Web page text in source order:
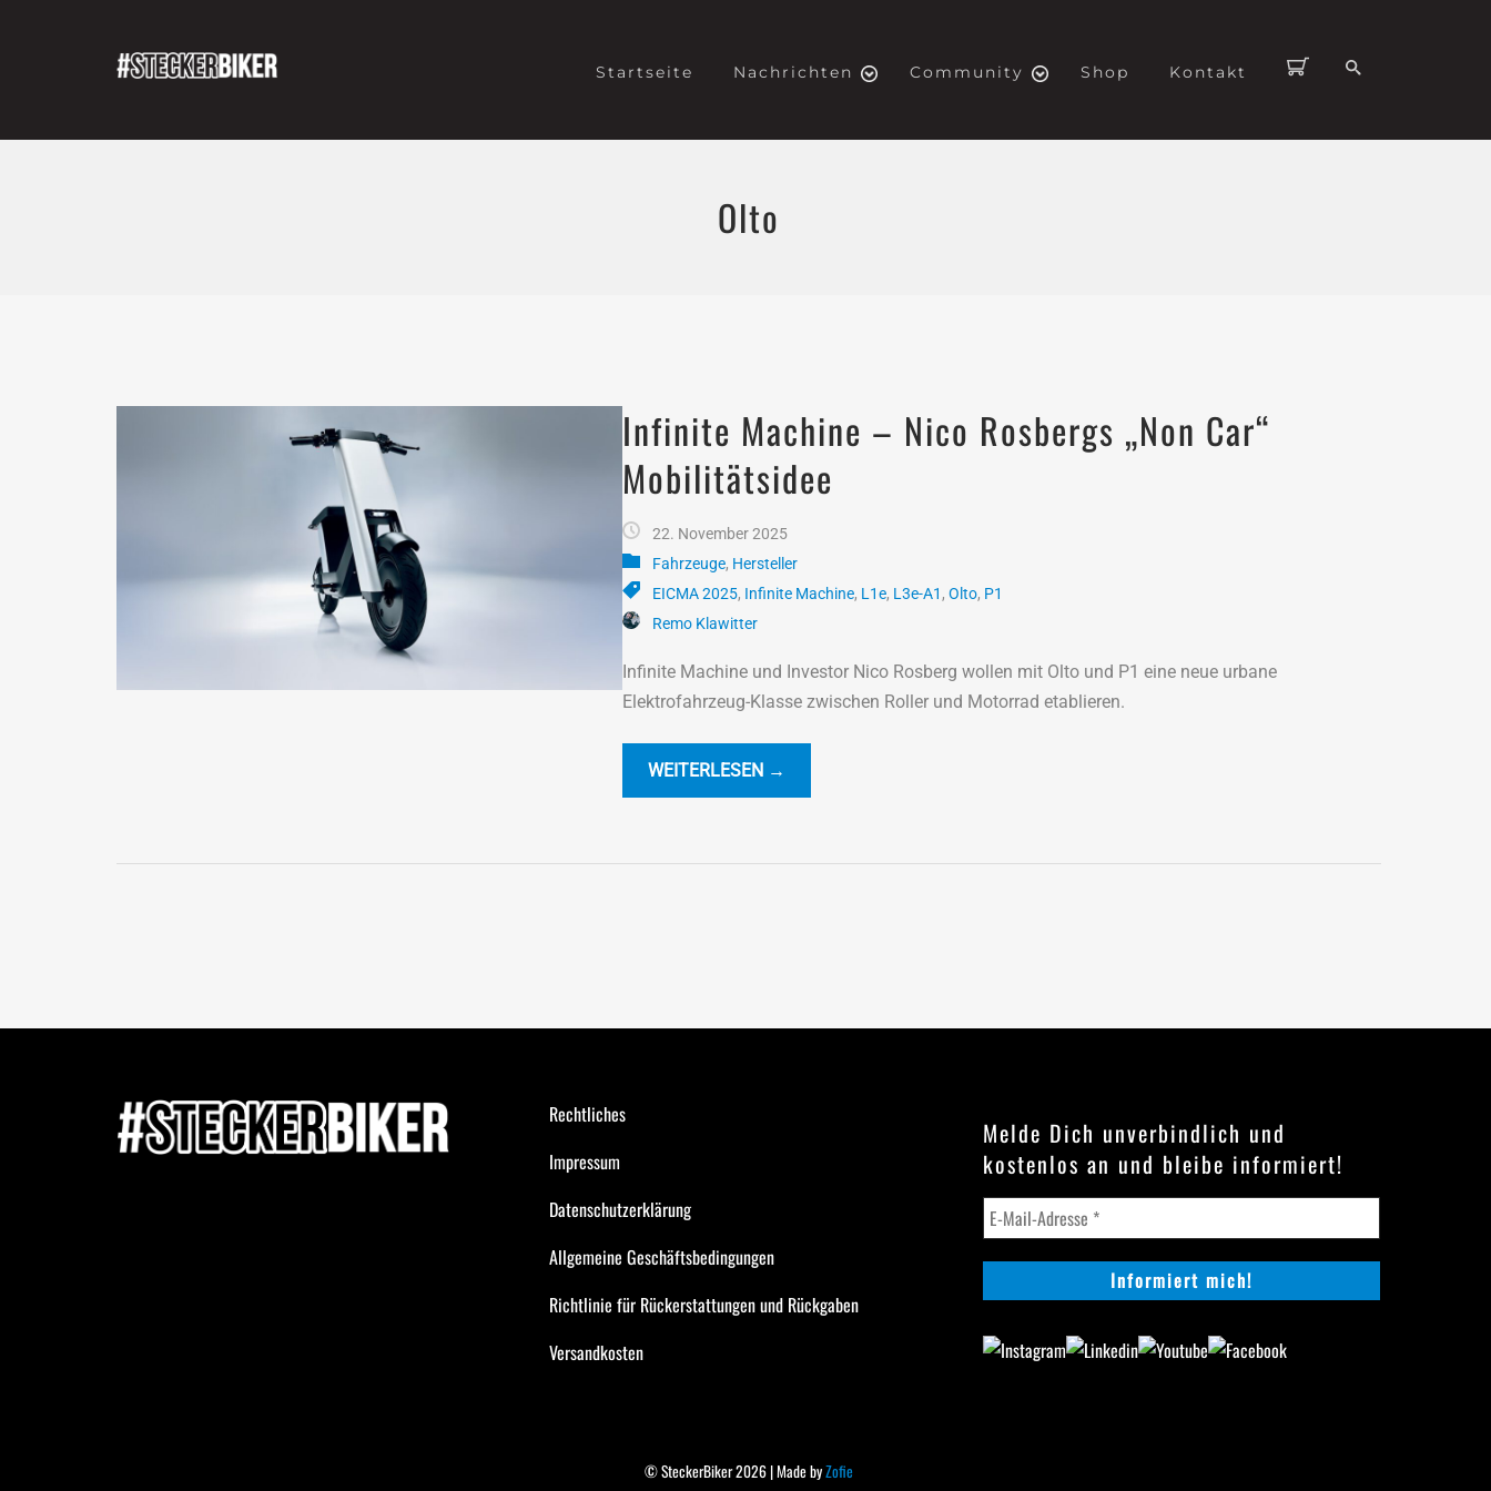
Startseite Nachrichten Community Shop Kontakt
Olto
Infinite Machine – Nico Rosbergs „Non Car“
Mobilitätsidee
22. November 2025
Fahrzeuge, Hersteller
EICMA 2025, Infinite Machine, L1e, L3e-A1 , Olto, P1
Remo Klawitter
Infinite Machine und Investor Nico Rosberg wollen mit Olto und P1 eine neue urbane
Elektrofahrzeug-Klasse zwischen Roller und Motorrad etablieren.
WEITERLESEN →
Rechtliches
Impressum
Datenschutzerklärung
Allgemeine Geschäftsbedingungen
Richtlinie für Rückerstattungen und Rückgaben
Versandkosten
Melde Dich unverbindlich und
kostenlos an und bleibe informiert!
© SteckerBiker 2026 | Made byZofie